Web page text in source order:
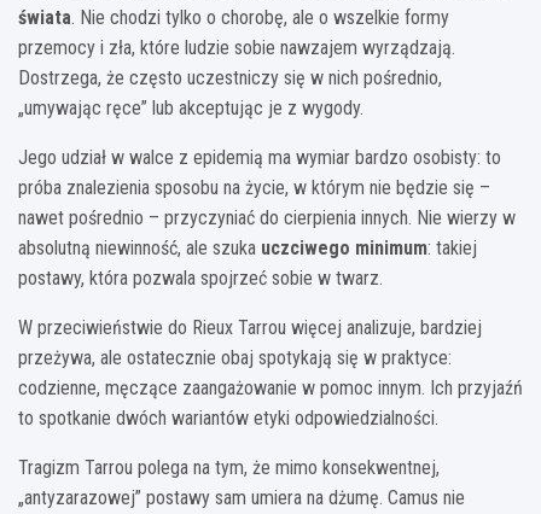
świata. Nie chodzi tylko o chorobę, ale o wszelkie formy
przemocy i zła, które ludzie sobie nawzajem wyrządzają.
Dostrzega, że często uczestniczy się w nich pośrednio,
„umywając ręce” lub akceptując je z wygody.
Jego udział w walce z epidemią ma wymiar bardzo osobisty: to
próba znalezienia sposobu na życie, w którym nie będzie się –
nawet pośrednio – przyczyniać do cierpienia innych. Nie wierzy w
absolutną niewinność, ale szuka uczciwego minimum: takiej
postawy, która pozwala spojrzeć sobie w twarz.
W przeciwieństwie do Rieux Tarrou więcej analizuje, bardziej
przeżywa, ale ostatecznie obaj spotykają się w praktyce:
codzienne, męczące zaangażowanie w pomoc innym. Ich przyjaźń
to spotkanie dwóch wariantów etyki odpowiedzialności.
Tragizm Tarrou polega na tym, że mimo konsekwentnej,
„antyzarazowej” postawy sam umiera na dżumę. Camus nie